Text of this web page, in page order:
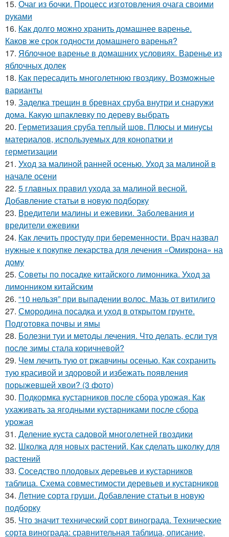
15. Очаг из бочки. Процесс изготовления очага своими
руками
16. Как долго можно хранить домашнее варенье.
Каков же срок годности домашнего варенья?
17. Яблочное варенье в домашних условиях. Варенье из
яблочных долек
18. Как пересадить многолетнюю гвоздику. Возможные
варианты
19. Заделка трещин в бревнах сруба внутри и снаружи
дома. Какую шпаклевку по дереву выбрать
20. Герметизация сруба теплый шов. Плюсы и минусы
материалов, используемых для конопатки и
герметизации
21. Уход за малиной ранней осенью. Уход за малиной в
начале осени
22. 5 главных правил ухода за малиной весной.
Добавление статьи в новую подборку
23. Вредители малины и ежевики. Заболевания и
вредители ежевики
24. Как лечить простуду при беременности. Врач назвал
нужные к покупке лекарства для лечения «Омикрона» на
дому
25. Советы по посадке китайского лимонника. Уход за
лимонником китайским
26. “10 нельзя” при выпадении волос. Мазь от витилиго
27. Смородина посадка и уход в открытом грунте.
Подготовка почвы и ямы
28. Болезни туи и методы лечения. Что делать, если туя
после зимы стала коричневой?
29. Чем лечить тую от ржавчины осенью. Как сохранить
тую красивой и здоровой и избежать появления
порыжевшей хвои? (3 фото)
30. Подкормка кустарников после сбора урожая. Как
ухаживать за ягодными кустарниками после сбора
урожая
31. Деление куста садовой многолетней гвоздики
32. Школка для новых растений. Как сделать школку для
растений
33. Соседство плодовых деревьев и кустарников
таблица. Схема совместимости деревьев и кустарников
34. Летние сорта груши. Добавление статьи в новую
подборку
35. Что значит технический сорт винограда. Технические
сорта винограда: сравнительная таблица, описание,